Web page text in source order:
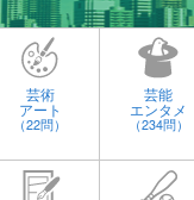
芸術
アート
（22問）
芸能
エンタメ
（234問）